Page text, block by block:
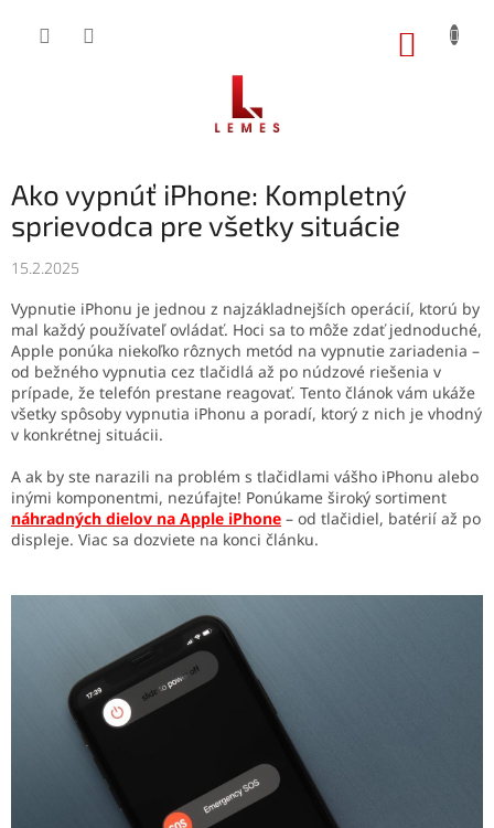
Ako vypnúť iPhone: Kompletný
sprievodca pre všetky situácie
15.2.2025
Vypnutie iPhonu je jednou z najzákladnejších operácií, ktorú by
mal každý používateľ ovládať. Hoci sa to môže zdať jednoduché,
Apple ponúka niekoľko rôznych metód na vypnutie zariadenia –
od bežného vypnutia cez tlačidlá až po núdzové riešenia v
prípade, že telefón prestane reagovať. Tento článok vám ukáže
všetky spôsoby vypnutia iPhonu a poradí, ktorý z nich je vhodný
v konkrétnej situácii.
A ak by ste narazili na problém s tlačidlami vášho iPhonu alebo
inými komponentmi, nezúfajte! Ponúkame široký sortiment
náhradných dielov na Apple iPhone – od tlačidiel, batérií až po
displeje. Viac sa dozviete na konci článku.